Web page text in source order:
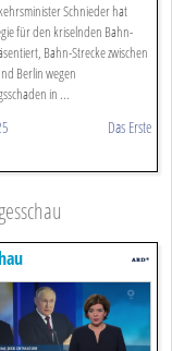
Schnieder hat
für den kriselnden Bahn-
Bahn-Strecke zwischen
Berlin wegen
in ...
Das Erste